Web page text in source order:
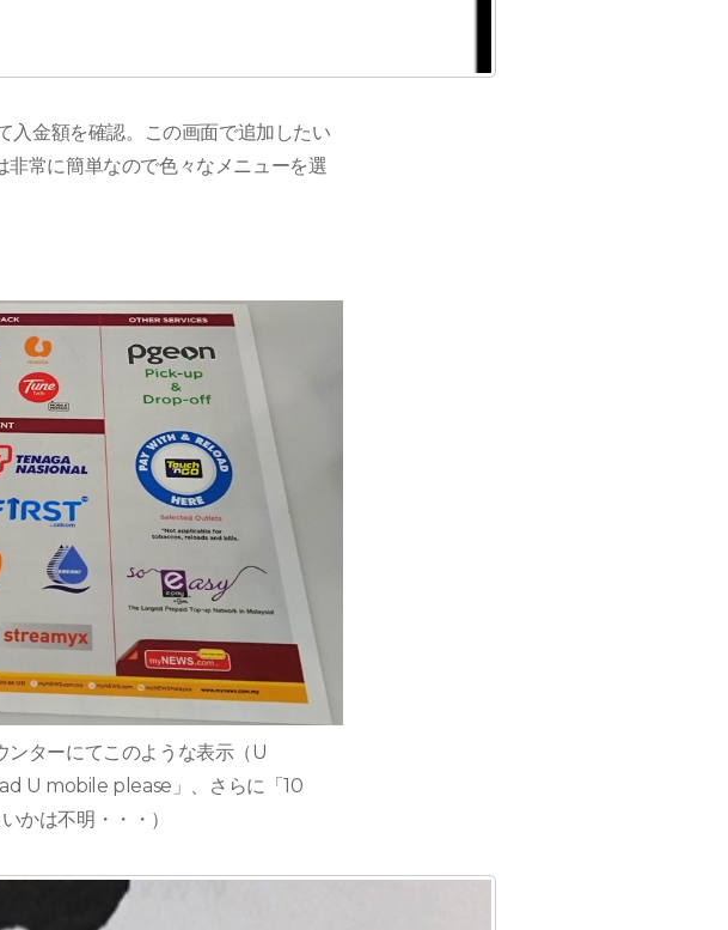
入金額を確認。この画面で追加したい
常に簡単なので色々なメニューを選
ンターにてこのような表示（U
U mobile please」、さらに「10
かは不明・・・）